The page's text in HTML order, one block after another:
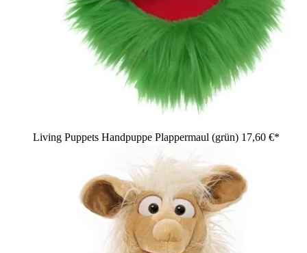
Living Puppets Handpuppe Plappermaul (grün) 17,60 €*